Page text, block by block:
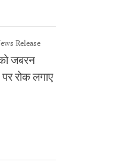
Release
जबरन
रोक लगाए